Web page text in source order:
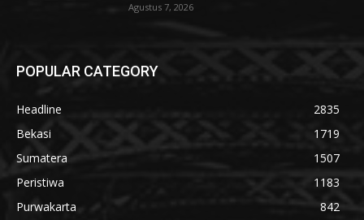
Agustus 7, 2026
POPULAR CATEGORY
Headline
2835
Bekasi
1719
Sumatera
1507
Peristiwa
1183
Purwakarta
842